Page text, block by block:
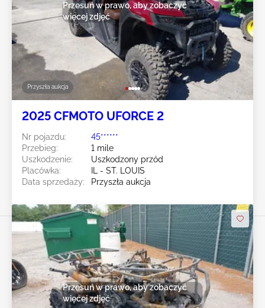
Przyszła aukcja
Przesuń w prawo, aby zobaczyć
więcej zdjęć
2025 CFMOTO UFORCE 2
Nr pojazdu:
45******
Przebieg:
1 mile
Uszkodzenie:
Uszkodzony przód
Placówka:
IL - ST. LOUIS
Data sprzedaży:
Przyszła aukcja
Przesuń w prawo, aby zobaczyć
więcej zdjęć